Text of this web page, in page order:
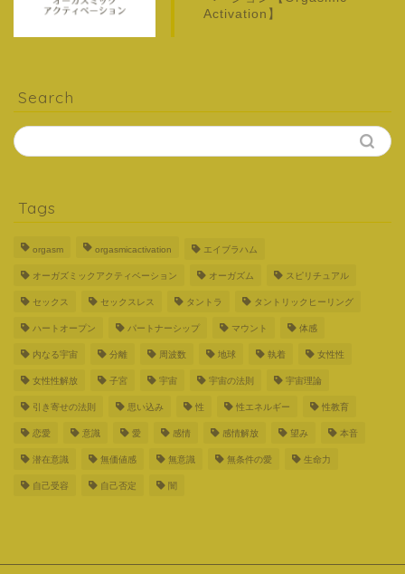
Activation】
Search
Tags
orgasm orgasmicactivation エイブラハム
オーガズミックアクティベーション オーガズム スピリチュアル
セックス セックスレス タントラ タントリックヒーリング
ハートオープン パートナーシップ マウント 体感
内なる宇宙 分離 周波数 地球 執着 女性性
女性性解放 子宮 宇宙 宇宙の法則 宇宙理論
引き寄せの法則 思い込み 性 性エネルギー 性教育
恋愛 意識 愛 感情 感情解放 望み 本音
潜在意識 無価値感 無意識 無条件の愛 生命力
自己受容 自己否定 闇